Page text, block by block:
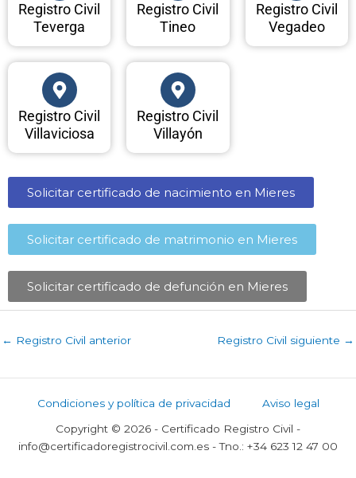
Registro Civil
Teverga
Registro Civil
Tineo
Registro Civil
Vegadeo
Registro Civil
Villaviciosa
Registro Civil
Villayón
Solicitar certificado de nacimiento en Mieres​
Solicitar certificado de matrimonio en Mieres​
Solicitar certificado de defunción en Mieres​
← Registro Civil anterior Registro Civil siguiente →
Condiciones y política de privacidad
Aviso legal
Copyright © 2026 - Certificado Registro Civil -
info@certificadoregistrocivil.com.es - Tno.: +34 623 12 47 00